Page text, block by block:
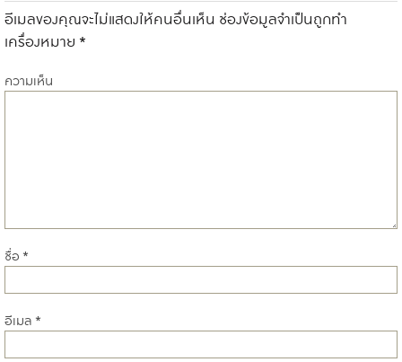
อีเมลของคุณจะไม่แสดงให้คนอื่นเห็น ช่องข้อมูลจำเป็นถูกทำ
เครื่องหมาย *
ความเห็น
ชื่อ *
อีเมล *